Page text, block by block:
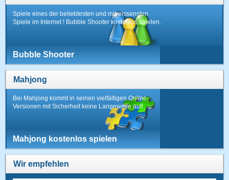
Spiele eines der beliebtesten und mitreissensten
Spiele im Internet ! Bubble Shooter kostenlos spielen.
Bubble Shooter
Mahjong
Bei Mahjong kommt in seinen vielfältigen Online-
Versionen mit Sicherheit keine Langeweile auf!
Mahjong kostenlos spielen
Wir empfehlen